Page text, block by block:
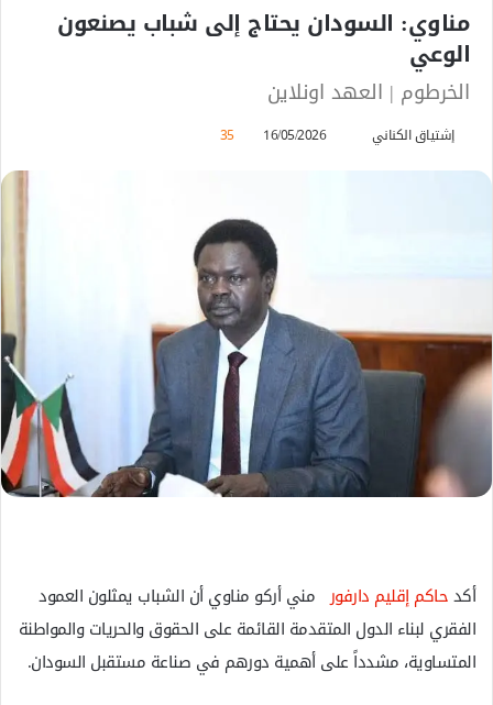
مناوي: السودان يحتاج إلى شباب يصنعون
الوعي
الخرطوم | العهد اونلاين
إشتياق الكناني
ا
ل
ك
ت
ر
و
16/05/2026
35
أكدحاكم إقليم دارفور مني أركو مناوي أن الشباب يمثلون العمود
الفقري لبناء الدول المتقدمة القائمة على الحقوق والحريات والمواطنة
المتساوية، مشدداً على أهمية دورهم في صناعة مستقبل السودان.